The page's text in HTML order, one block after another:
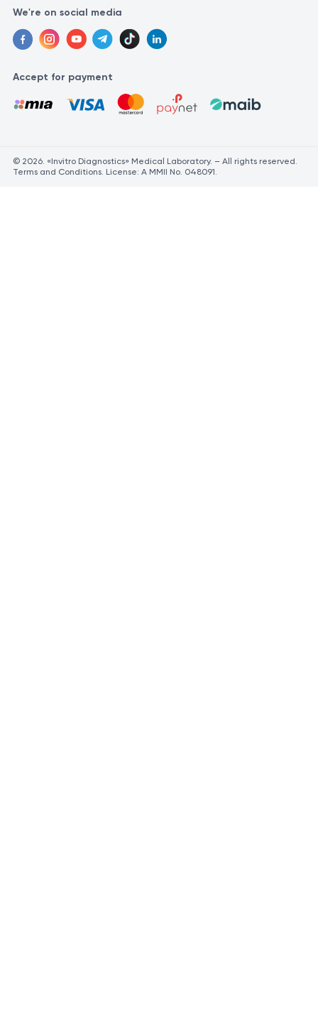
We're on social media
Accept for payment
© 2026. «Invitro Diagnostics» Medical Laboratory. – All rights reserved.
Terms and Conditions. License: A MMII No. 048091.